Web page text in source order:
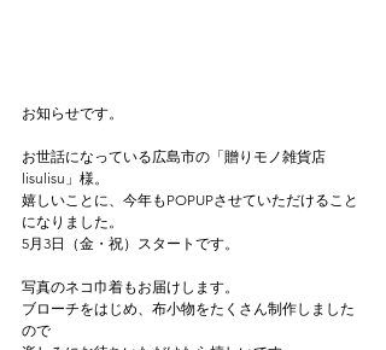
お知らせです。
お世話になっている広島市の「贈りモノ雑貨店
lisulisu」様。
嬉しいことに、今年もPOPUPさせていただけること
になりました。
5月3日（金・祝）スタートです。
写真のネコ巾着もお届けします。
ブローチをはじめ、布小物をたくさん制作しました
ので